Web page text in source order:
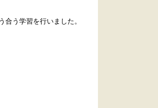
う学習を行いました。